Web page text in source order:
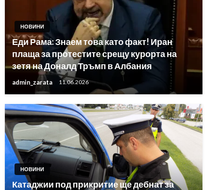
НОВИНИ
Еди Рама: Знаем това като факт! Иран
плаща за протестите срещу курорта на
зетя на Доналд Тръмп в Албания
admin_zarata 11.06.2026
НОВИНИ
Катаджии под прикритие ще дебнат за